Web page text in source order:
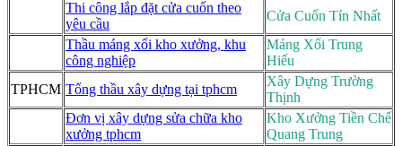
Thi công lắp đặt cửa cuốn theo
yêu cầu
Cửa Cuốn Tín Nhất
Thầu máng xối kho xưởng, khu
công nghiệp
Máng Xối Trung
Hiếu
TPHCM Tổng thầu xây dựng tại tphcm
Xây Dựng Trường
Thịnh
Đơn vị xây dựng sửa chữa kho
xưởng tphcm
Kho Xưởng Tiền Chế
Quang Trung